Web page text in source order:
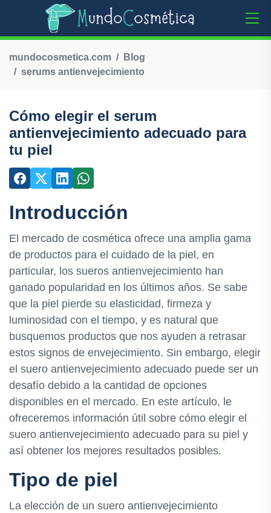
mundocosmetica.com
Blog
serums antienvejecimiento
Cómo elegir el serum
antienvejecimiento adecuado para
tu piel
Introducción
El mercado de cosmética ofrece una amplia gama
de productos para el cuidado de la piel, en
particular, los sueros antienvejecimiento han
ganado popularidad en los últimos años. Se sabe
que la piel pierde su elasticidad, firmeza y
luminosidad con el tiempo, y es natural que
busquemos productos que nos ayuden a retrasar
estos signos de envejecimiento. Sin embargo, elegir
el suero antienvejecimiento adecuado puede ser un
desafío debido a la cantidad de opciones
disponibles en el mercado. En este artículo, le
ofreceremos información útil sobre cómo elegir el
suero antienvejecimiento adecuado para su piel y
así obtener los mejores resultados posibles.
Tipo de piel
La elección de un suero antienvejecimiento